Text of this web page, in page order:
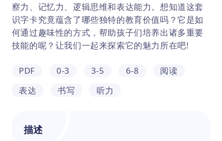
察力、记忆力、逻辑思维和表达能力。想知道这套
识字卡究竟蕴含了哪些独特的教育价值吗？它是如
何通过趣味性的方式，帮助孩子们培养出诸多重要
技能的呢？让我们一起来探索它的魅力所在吧!
PDF 0-3 3-5 6-8
阅读
表达
书写 听力
描述